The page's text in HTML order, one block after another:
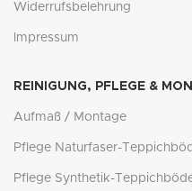
Widerrufsbelehrung
Impressum
REINIGUNG, PFLEGE &
Aufmaß / Montage
Pflege Naturfaser-
Pflege Synthetik-